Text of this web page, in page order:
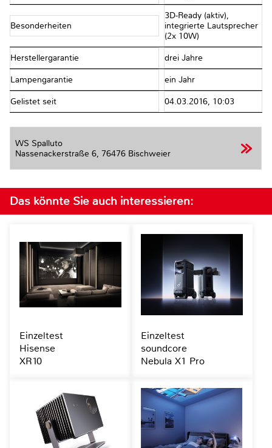
Besonderheiten
3D-Ready (aktiv),
integrierte Lautsprecher
(2x 10W)
Herstellergarantie drei Jahre
Lampengarantie ein Jahr
Gelistet seit 04.03.2016, 10:03
WS Spalluto
Nassenackerstraße 6, 76476 Bischweier
Das könnte Sie auch interessieren:
Einzeltest
Hisense
XR10
Einzeltest
soundcore
Nebula X1 Pro